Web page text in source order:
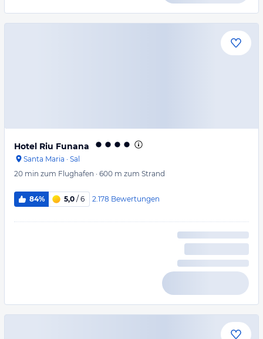
Hotel Riu Funana
Santa Maria · Sal
20 min zum Flughafen · 600 m zum Strand
84% 5,0 / 6 2.178 Bewertungen